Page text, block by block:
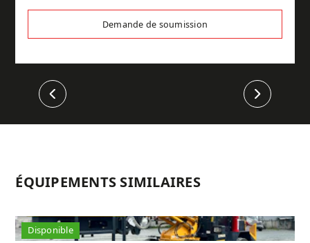
Demande de soumission
Précédent Suivant
ÉQUIPEMENTS SIMILAIRES
Disponible